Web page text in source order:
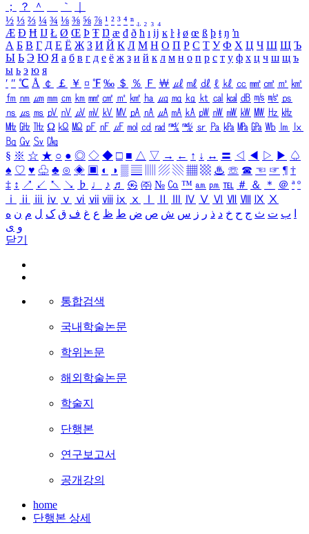
；
？ ＾ ｀
½ ⅓ ⅔ ¼ ¾ ⅛ ⅜ ⅝ ⅞ ¹ ² ³ ⁴ ⁿ ₁ ₂ ₃ ₄
Æ Ð Ħ Ĳ Ł Ø Œ Þ Ŧ Ŋ æ đ ð ħ ı ĳ ĸ ŀ ł ø œ ß þ ŧ ŋ ŉ
А Б В Г Д Е Ё Ж З И Й К Л М Н О П Р С Т У Ф Х Ц Ч Ш Щ Ъ
Ы Ь Э Ю Я а б в г д е ё ж з и й к л м н о п р с т у ф х ц ч ш щ ъ
ы ь э ю я
′ ″ ℃ Å ￠ ￡ ￥ ¤ ℉ ‰ ＄ ％ Ｆ ￦ ㎕ ㎖ ㎗ ℓ ㎘ ㏄ ㎣ ㎤ ㎥ ㎦
㎙ ㎚ ㎛ ㎜ ㎝ ㎞ ㎟ ㎠ ㎡ ㎢ ㏊ ㎍ ㎎ ㎏ ㏏ ㎈ ㎉ ㏈ ㎧ ㎨ ㎰
㎱ ㎲ ㎳ ㎴ ㎵ ㎶ ㎷ ㎸ ㎹ ㎀ ㎁ ㎂ ㎃ ㎄ ㎺ ㎻ ㎽ ㎾ ㎿ ㎐ ㎑
㎒ ㎓ ㎔ Ω ㏀ ㏁ ㎊ ㎋ ㎌ ㏖ ㏅ ㎭ ㎮ ㎯ ㏛ ㎩ ㎪ ㎫ ㎬ ㏝ ㏐
㏓
㏃ ㏉ ㏜ ㏆
§ ※ ☆ ★ ○ ● ◎ ◇ ◆ □ ■ △ ▽ → ← ↑ ↓ ↔ 〓 ◁ ◀ ▷ ▶ ♤
♠ ♡ ♥ ♧ ♣ ⊙ ◈ ▣ ◐ ◑ ▒ ▤ ▨ ▧ ▦ ▩ ♨ ☏ ☎ ☜ ☞ ¶ †
‡ ↕ ↗ ↙ ↖ ↘ ♭ ♩ ♪ ♬ ㉿ ㈜ № ㏇ ™ ㏂ ㏘ ℡ ＃ ＆ ＊ ＠ ª º
ⅰ
ⅱ ⅲ ⅳ ⅴ ⅵ ⅶ ⅷ ⅸ ⅹ Ⅳ Ⅴ Ⅵ Ⅶ Ⅷ Ⅸ Ⅹ
ب ت ث ج ح خ د ذ ر ز س ش ص ض ط ظ ع غ ف ق ک ل م ن ه
و ی
닫기
통합검색
국내학술논문
학위논문
해외학술논문
학술지
단행본
연구보고서
공개강의
home
단행본 상세